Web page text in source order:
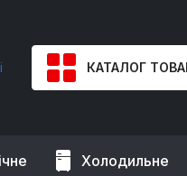
КАТАЛОГ
Холодильне
професійні Вентилятор